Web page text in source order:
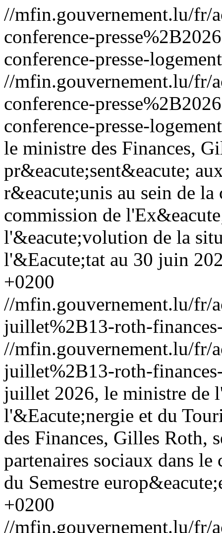
//mfin.gouvernement.lu/fr/
conference-
conference-presse-
//mfin.gouvernement.lu/fr/
conference-
conference-presse-
le ministre des Finances,
pr&eacute;sent&eacute;
r&eacute;unis au sein de la
commission de
l'&eacute;volution de la
l'&Eacute;tat au 30 juin
+0200
//mfin.gouvernement.lu/fr/
juillet%2B13-roth-
//mfin.gouvernement.lu/fr/
juillet%2B13-roth-
juillet 2026, le ministre de
l'&Eacute;nergie et du
des Finances, Gilles Roth,
partenaires sociaux dans
du Semestre
+0200
//mfin.gouvernement.lu/fr/